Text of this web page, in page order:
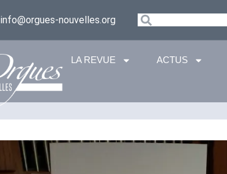
info@orgues-nouvelles.org
LA REVUE ACTUS